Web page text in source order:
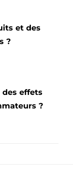
et des
?
des effets
?